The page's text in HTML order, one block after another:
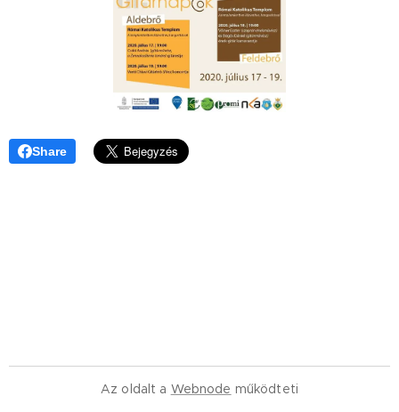
Share
Az oldalt a Webnode működteti